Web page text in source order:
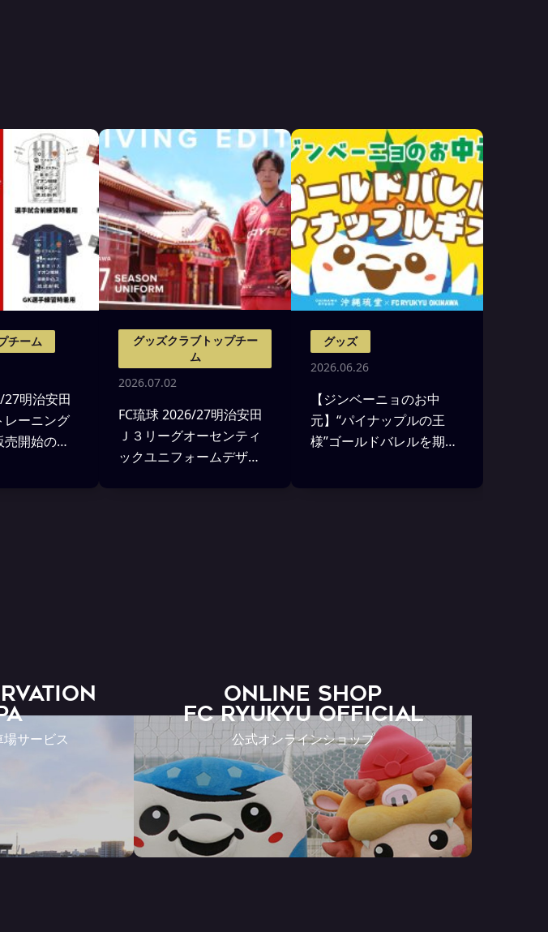
チーム
27明治安田
レーニング
開始のお
グッズクラブトップチー
ム
2026.07.02
FC琉球 2026/27明治安田
Ｊ３リーグオーセンティ
ックユニフォームデザイ
グッズ
2026.06.26
【ジンベーニョのお中
元】“パイナップルの王
様”ゴールドバレルを期間
サービス
ONLINE SHOP
FC RYUKYU OFFICIAL
公式オンラインショップ